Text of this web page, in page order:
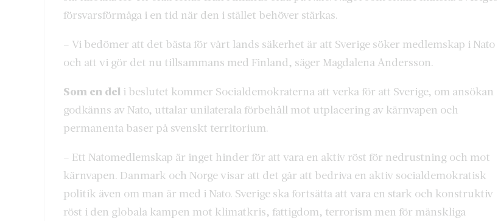
försvarsförmåga i en tid när den i stället behöver stärkas.
– Vi bedömer att det bästa för vårt lands säkerhet är att Sverige söker medlemskap i Nato
och att vi gör det nu tillsammans med Finland, säger Magdalena Andersson.
Som en del i beslutet kommer Socialdemokraterna att verka för att Sverige, om ansökan
godkänns av Nato, uttalar unilaterala förbehåll mot utplacering av kärnvapen och
permanenta baser på svenskt territorium.
– Ett Natomedlemskap är inget hinder för att vara en aktiv röst för nedrustning och mot
kärnvapen. Danmark och Norge visar att det går att bedriva en aktiv socialdemokratisk
politik även om man är med i Nato. Sverige ska fortsätta att vara en stark och konstruktiv
röst i den globala kampen mot klimatkris, fattigdom, terrorism men för mänskliga